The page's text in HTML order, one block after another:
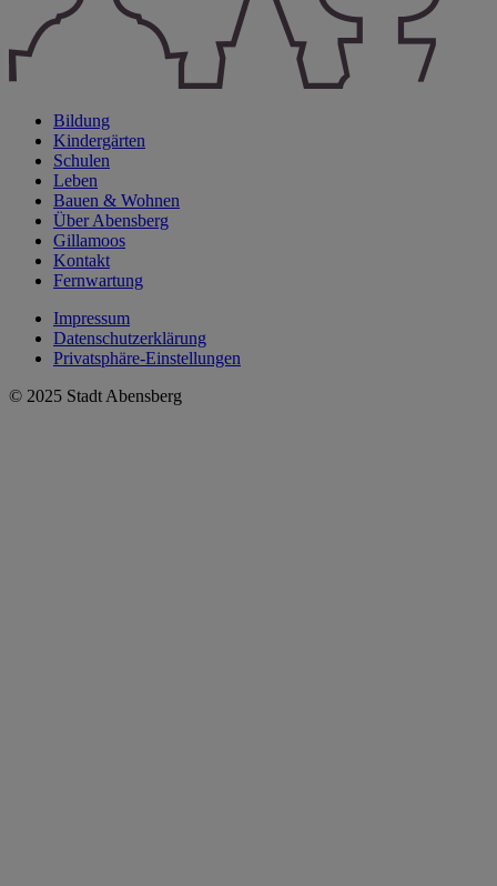
Bildung
Kindergärten
Schulen
Leben
Bauen & Wohnen
Über Abensberg
Gillamoos
Kontakt
Fernwartung
Impressum
Datenschutzerklärung
Privatsphäre-Einstellungen
© 2025 Stadt Abensberg